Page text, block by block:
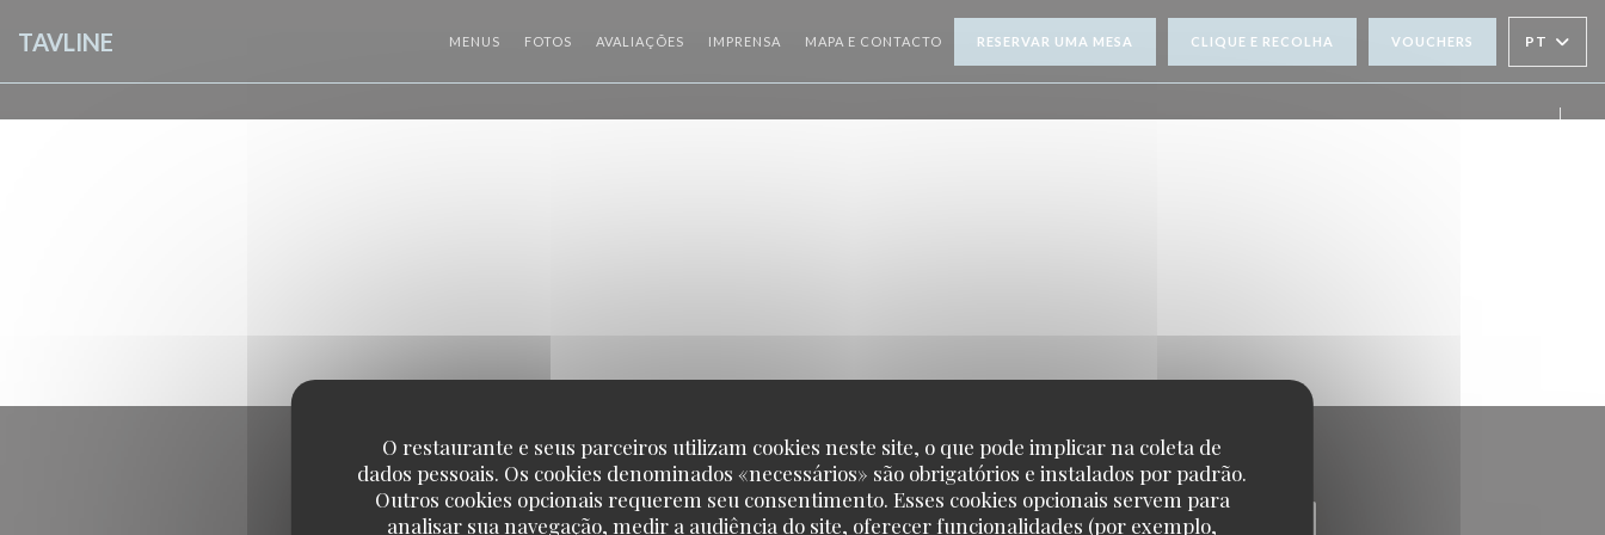
O restaurante e seus parceiros utilizam cookies neste site, o que pode implicar na coleta de
dados pessoais. Os cookies denominados «necessários» são obrigatórios e instalados por padrão.
Outros cookies opcionais requerem seu consentimento. Esses cookies opcionais servem para
analisar sua navegação, medir a audiência do site, oferecer funcionalidades (por exemplo,
TAVLINE MENUS FOTOS AVALIAÇÕES IMPRENSA MAPA E CONTACTO RESERVAR UMA MESA CLIQUE E RECOLHA VOUCHERS PT